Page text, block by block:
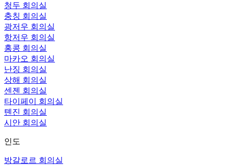
청두 회의실
충칭 회의실
광저우 회의실
항저우 회의실
홍콩 회의실
마카오 회의실
난징 회의실
상해 회의실
센젠 회의실
타이페이 회의실
톈진 회의실
시안 회의실
인도
방갈로르 회의실